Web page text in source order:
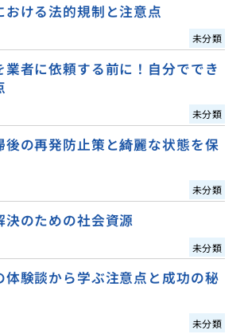
おける法的規制と注意点
未分類
業者に依頼する前に！自分ででき
未分類
後の再発防止策と綺麗な状態を保
未分類
決のための社会資源
未分類
体験談から学ぶ注意点と成功の秘
未分類